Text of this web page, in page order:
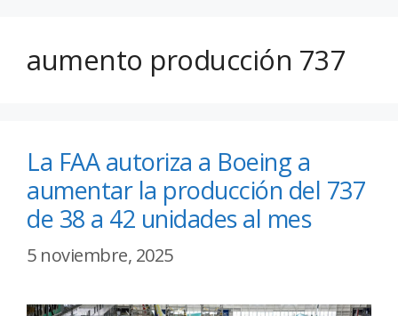
aumento producción 737
La FAA autoriza a Boeing a
aumentar la producción del 737
de 38 a 42 unidades al mes
5 noviembre, 2025